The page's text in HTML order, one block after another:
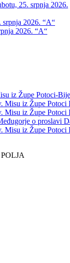
25. srpnja 2026.
2026. “A“
iz Župe Potoci-
iz Župe Potoci
iz Župe
o proslavi
iz Župe